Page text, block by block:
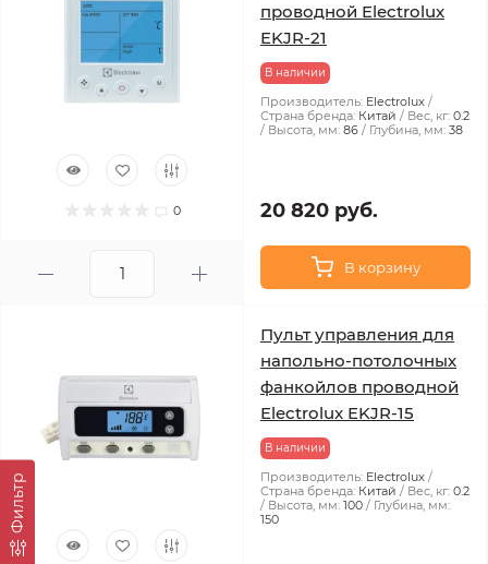
Фильтр
0
проводной Electrolux
EKJR-21
В наличии
Производитель: Electrolux
Страна бренда: Китай Вес, кг: 0.2
Высота, мм: 86 Глубина, мм: 38
20 820 руб.
В корзину
Пульт управления для
напольно-потолочных
фанкойлов проводной
Electrolux EKJR-15
В наличии
Производитель: Electrolux
Страна бренда: Китай Вес, кг: 0.2
Высота, мм: 100
Глубина, мм:
150